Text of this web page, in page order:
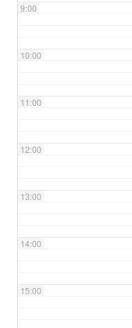
9:00
10:00
11:00
12:00
13:00
14:00
15:00